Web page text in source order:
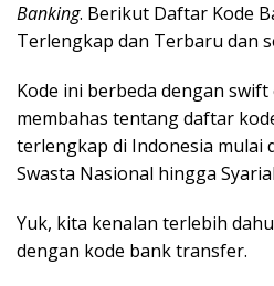
Banking. Berikut Daftar Kode
Terlengkap dan Terbaru dan
Kode ini berbeda dengan swift
membahas tentang daftar
terlengkap di Indonesia mulai
Swasta Nasional hingga
Yuk, kita kenalan terlebih
dengan kode bank transfer.